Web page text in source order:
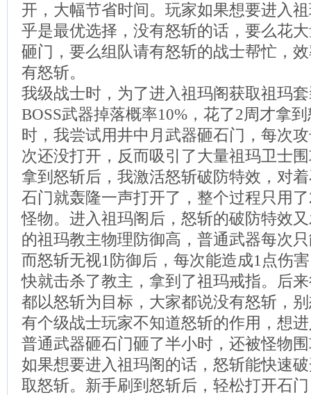
开，大幅节省时间。玩家如果想要进入
乎是最优选择，没有怒斩的话，要么花
砸门，要么组队请有怒斩的战士帮忙，
有怒斩。
我级战士时，为了进入祖玛阁获取祖玛
BOSS武器掉落概率10%，花了2周才拿
时，我尝试用井中月武器砸石门，每次
次还没打开，反而吸引了大量祖玛卫士
拿到怒斩后，我激活怒斩破防特效，对
石门就轰隆一声打开了，整个过程只用
怪物。进入祖玛阁后，怒斩的破防特效
的祖玛教主物理防御高，普通武器每次
而怒斩无视1防御后，每次能造成1点伤
快就击杀了教主，拿到了祖玛戒指。后
都以怒斩为目标，大家都说没有怒斩，
有个级战士玩家不知道怒斩的作用，想
普通武器砸石门砸了半小时，还被怪物
如果想要进入祖玛阁的话，怒斩能快速
取怒斩。新手刷到怒斩后，轻松打开石